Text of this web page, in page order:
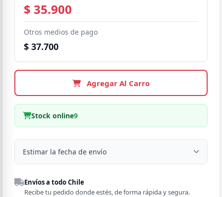
$ 35.900
Otros medios de pago
$ 37.700
Agregar Al Carro
Stock online9
Estimar la fecha de envío
Región
Envíos a todo Chile
Recibe tu pedido donde estés, de forma rápida y segura.